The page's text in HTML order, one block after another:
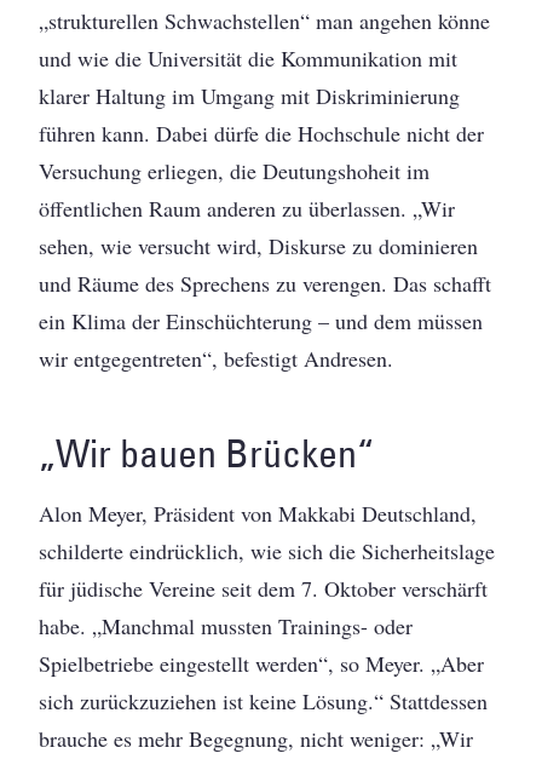
„strukturellen Schwachstellen“ man angehen könne
und wie die Universität die Kommunikation mit
klarer Haltung im Umgang mit Diskriminierung
führen kann. Dabei dürfe die Hochschule nicht der
Versuchung erliegen, die Deutungshoheit im
öffentlichen Raum anderen zu überlassen. „Wir
sehen, wie versucht wird, Diskurse zu dominieren
und Räume des Sprechens zu verengen. Das schafft
ein Klima der Einschüchterung – und dem müssen
wir entgegentreten“, befestigt Andresen.
„Wir bauen Brücken“
Alon Meyer, Präsident von Makkabi Deutschland,
schilderte eindrücklich, wie sich die Sicherheitslage
für jüdische Vereine seit dem 7. Oktober verschärft
habe. „Manchmal mussten Trainings- oder
Spielbetriebe eingestellt werden“, so Meyer. „Aber
sich zurückzuziehen ist keine Lösung.“ Stattdessen
brauche es mehr Begegnung, nicht weniger: „Wir